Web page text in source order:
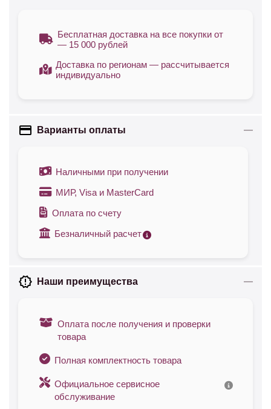
Бесплатная доставка на все покупки от
— 15 000 рублей
Доставка по регионам — рассчитывается
индивидуально
Варианты оплаты
Наличными при получении
МИР, Visa и MasterCard
Оплата по счету
Безналичный расчет
Наши преимущества
Оплата после получения и проверки
товара
Полная комплектность товара
Официальное сервисное
обслуживание